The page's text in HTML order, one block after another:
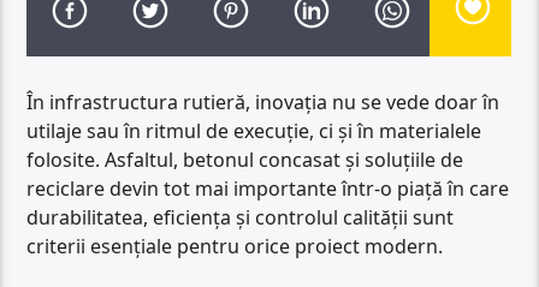
În infrastructura rutieră, inovația nu se vede doar în
utilaje sau în ritmul de execuție, ci și în materialele
folosite. Asfaltul, betonul concasat și soluțiile de
reciclare devin tot mai importante într-o piață în care
durabilitatea, eficiența și controlul calității sunt
criterii esențiale pentru orice proiect modern.